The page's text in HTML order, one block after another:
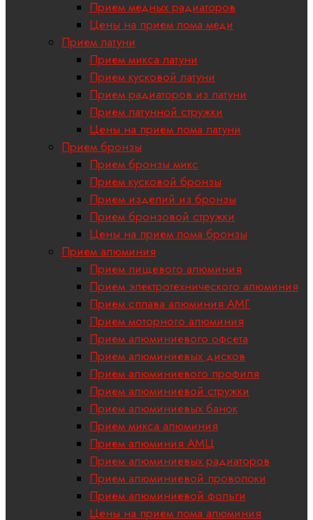
Прием медных радиаторов
Цены на прием лома меди
Прием латуни
Прием микса латуни
Прием кусковой латуни
Прием радиаторов из латуни
Прием латунной стружки
Цены на прием лома латуни
Прием бронзы
Прием бронзы микс
Прием кусковой бронзы
Прием изделий из бронзы
Прием бронзовой стружки
Цены на прием лома бронзы
Прием алюминия
Прием пищевого алюминия
Прием электротехнического алюминия
Прием сплава алюминия АМГ
Прием моторного алюминия
Прием алюминиевого офсета
Прием алюминиевых дисков
Прием алюминиевого профиля
Прием алюминиевой стружки
Прием алюминиевых банок
Прием микса алюминия
Прием алюминия АМЦ
Прием алюминиевых радиаторов
Прием алюминиевой проволоки
Прием алюминиевой фольги
Цены на прием лома алюминия